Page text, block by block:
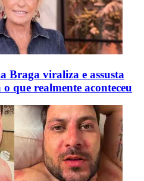
Braga viraliza e assusta
que realmente aconteceu